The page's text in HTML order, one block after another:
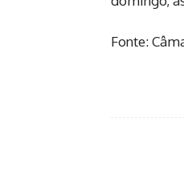
Fonte: